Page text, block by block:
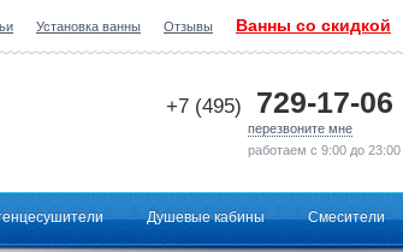
Установка ванны Отзывы Ванны со скидкой
+7 (495) 729-17-06
перезвоните мне
работаем с 9:00 до 23:00
Душевые кабины Смесители